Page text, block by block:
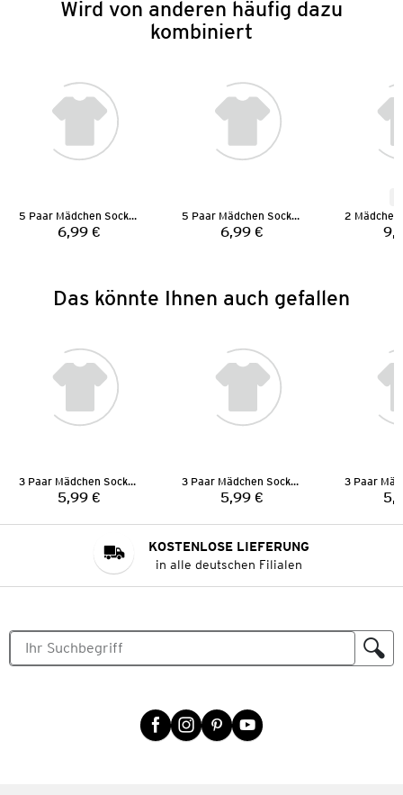
Wird von anderen häufig dazu
kombiniert
5 Paar Mädchen Socken
Preis:
6,99 €
5 Paar Mädchen Socken
Preis:
6,99 €
Das könnte Ihnen auch gefallen
3 Paar Mädchen Socken
Preis:
5,99 €
3 Paar Mädchen Socken
Preis:
5,99 €
KOSTENLOSE LIEFERUNG
in alle deutschen Filialen